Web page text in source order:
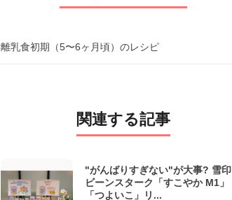
離乳食初期（5〜6ヶ月頃）のレシピ
関連する記事
"がんばりすぎない"が大事? 雪印
ビーンスターク「すこやか M1」
「つよいこ」リ...